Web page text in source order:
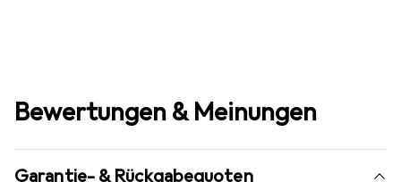
Bewertungen & Meinungen
Garantie- & Rückgabequoten